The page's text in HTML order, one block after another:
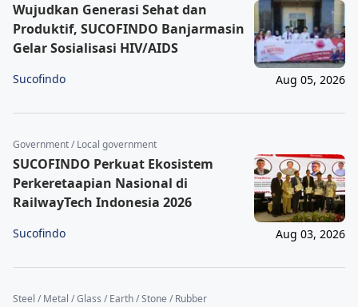
Wujudkan Generasi Sehat dan
Produktif, SUCOFINDO Banjarmasin
Gelar Sosialisasi HIV/AIDS
Sucofindo Aug 05, 2026
Government / Local government
SUCOFINDO Perkuat Ekosistem
Perkeretaapian Nasional di
RailwayTech Indonesia 2026
Sucofindo Aug 03, 2026
Steel / Metal / Glass / Earth / Stone / Rubber